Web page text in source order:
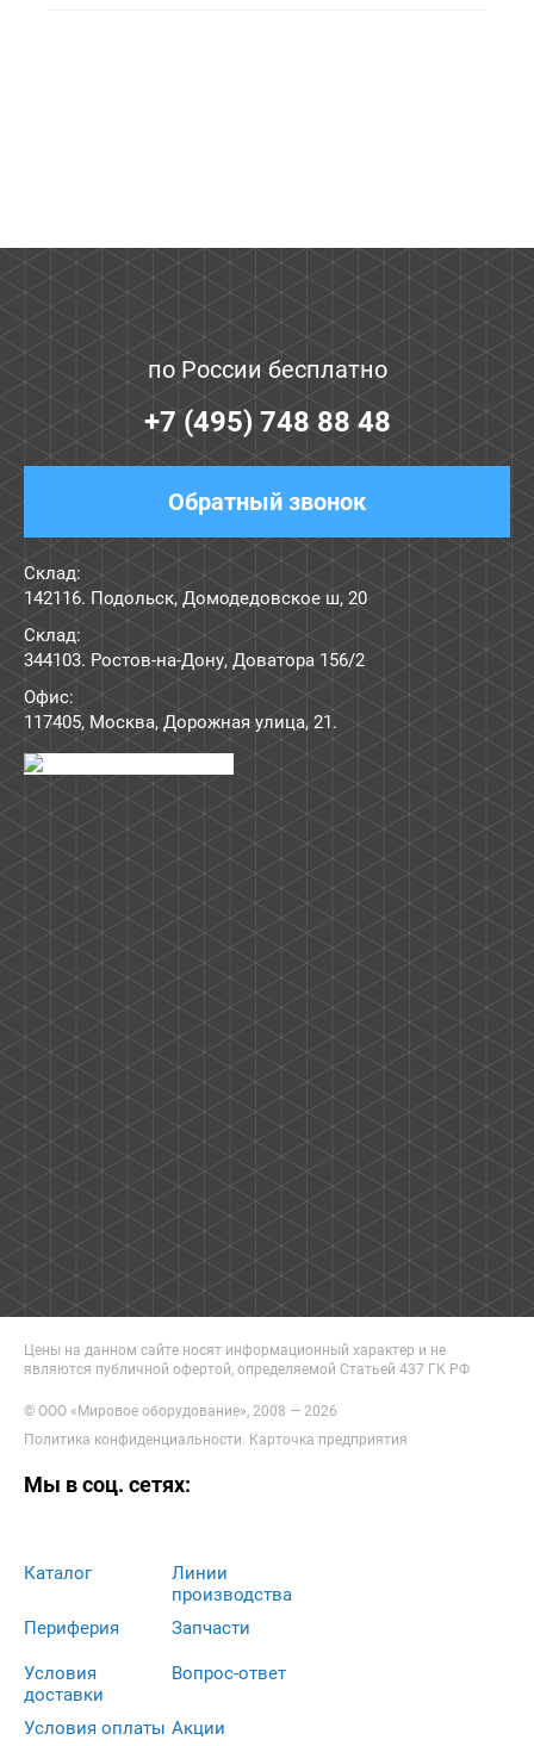
по России бесплатно
+7 (495) 748 88 48
Обратный звонок
Склад:
142116. Подольск, Домодедовское ш, 20
Склад:
344103. Ростов-на-Дону, Доватора 156/2
Офис:
117405, Москва, Дорожная улица, 21.
Цены на данном сайте носят информационный характер и не
являются публичной офертой, определяемой Статьей 437 ГК РФ
© ООО «Мировое оборудование», 2008 — 2026
Политика конфиденциальности Карточка предприятия
Мы в соц. сетях:
Каталог
Периферия
Линии
производства
Запчасти
Условия
доставки
Условия оплаты
Вопрос-ответ
Акции